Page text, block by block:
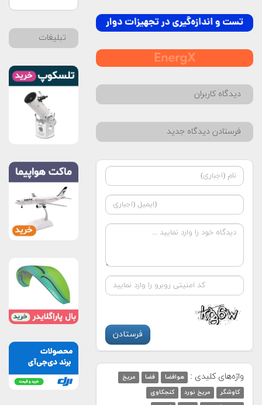
دیدگاه کاربران
فرستادن دیدگاه جدید
واژه‌های کلیدی : هوافضا فضا
مریخ
کاوشگر
مریخ نورد
کنجکاوی
تبلیغات